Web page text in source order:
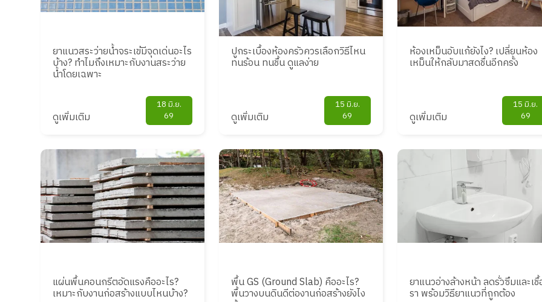
ยาแนวสระว่ายน้ำจระเข้มีจุดเด่นอะไร
บ้าง? ทำไมถึงเหมาะกับงานสระว่าย
น้ำโดยเฉพาะ
ดูเพิ่มเติม
18 มิ.ย.
69
ปูกระเบื้องห้องครัวควรเลือกวิธีไหน
ทนร้อน ทนชื้น ดูแลง่าย
ดูเพิ่มเติม
15 มิ.ย.
69
ห้องเหม็นอับแก้ยังไง? เปลี่ยนห้อง
เหม็นให้กลับมาสดชื่นอีกครั้ง
ดูเพิ่มเติม
15 มิ.ย.
69
แผ่นพื้นคอนกรีตอัดแรงคืออะไร?
เหมาะกับงานก่อสร้างแบบไหนบ้าง?
พื้น GS (Ground Slab) คืออะไร?
พื้นวางบนดินดีต่องานก่อสร้างยังไง
ยาแนวอ่างล้างหน้า ลดรั่วซึมและเชื้
รา พร้อมวิธียาแนวที่ถูกต้อง